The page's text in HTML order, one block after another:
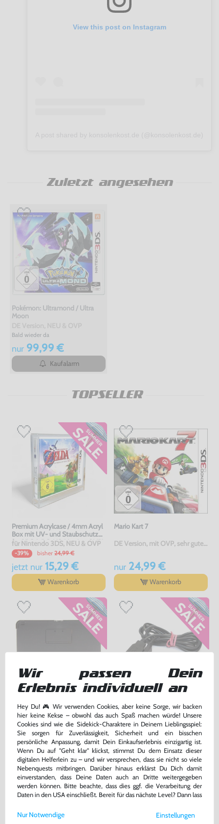
View this post on Instagram
Zuletzt angesehen
Pokémon: Ultramond / Ultra
Moon
Bald wieder da
nur99,99 €
Kaufalarm
TOPSELLER
Premium Acrylcase / 4mm Acryl
Box mit UV- und Staubschutz
für 3DS & DS-US-Version OVP's
für Nintendo 3DS, NEU & OVP
-39% bisher 24,99 €
jetzt nur15,29 €
Warenkorb
Mario Kart 7
DE Version, mit OVP, sehr guter Zustand, gebraucht
nur24,99 €
Warenkorb
Station / Ladestation / Charging
gebraucht
-60% bisher 8,99 €
jetzt nur3,60 €
Warenkorb
[Dritthersteller]
gebraucht
-70% bisher 2,99 €
jetzt nur0,90 €
Warenkorb
DAS HABEN ANDERE DAZU
Wir passen Dein
Erlebnis individuell an
Hey Du! 🎮 Wir verwenden Cookies, aber keine Sorge, wir backen
hier keine Kekse – obwohl das auch Spaß machen würde! Unsere
Cookies sind wie die Sidekick-Charaktere in Deinem Lieblingsspiel:
Sie sorgen für Zuverlässigkeit, Sicherheit und ein bisschen
persönliche Anpassung, damit Dein Einkaufserlebnis einzigartig ist.
Wenn Du auf "Geht klar" klickst, stimmst Du dem Einsatz dieser
digitalen Helferlein zu – und wir versprechen, dass sie nicht so viele
Nebenquests mitbringen. Darüber hinaus erklärst Du Dich damit
einverstanden, dass Deine Daten auch an Dritte weitergegeben
werden können. Bitte beachte, dass dies ggf. die Verarbeitung der
Daten in den USA einschließt. Bereit für das nächste Level? Dann lass
Weitere Informationen zu den von uns verwendeten Cookies und
Einstellungen
Nur Notwendige